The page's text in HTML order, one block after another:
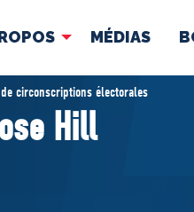
MÉDIAS
À
circonscriptions électorales
Hill